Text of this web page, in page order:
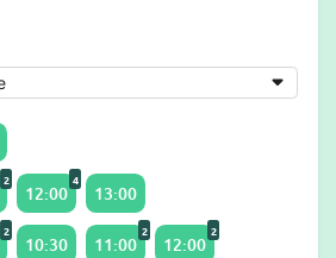
2
12:00
4
13:00
2
10:30 11:00
2
12:00
2